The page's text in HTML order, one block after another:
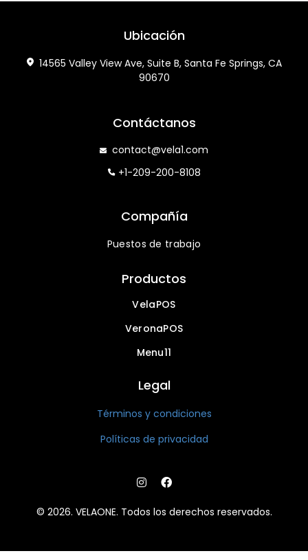
Ubicación
14565 Valley View Ave, Suite B, Santa Fe Springs, CA
90670
Contáctanos
contact@vela1.com
+1-209-200-8108
Compañía
Puestos de trabajo
Productos
VelaPOS
VeronaPOS
Menu11
Legal
Términos y condiciones
Políticas de privacidad
© 2026. VELAONE. Todos los derechos reservados.